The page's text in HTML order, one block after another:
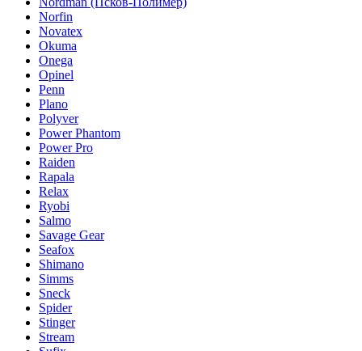
Norfin
Novatex
Okuma
Onega
Opinel
Penn
Plano
Polyver
Power Phantom
Power Pro
Raiden
Rapala
Relax
Ryobi
Salmo
Savage Gear
Seafox
Shimano
Simms
Sneck
Spider
Stinger
Stream